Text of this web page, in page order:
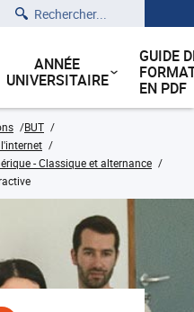
Rechercher
ANNÉE
UNIVERSITAIRE
GUIDE
EN PDF
BUT
- Classique et alternance